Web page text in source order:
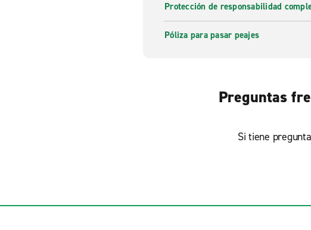
Protección de responsabilidad
Póliza para pasar peajes
Preguntas
Si tiene